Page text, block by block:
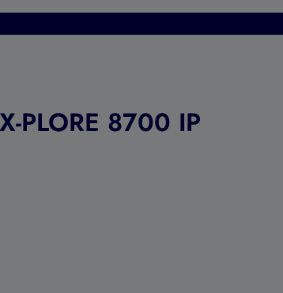
PLORE 8700 IP